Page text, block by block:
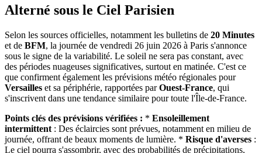
Alterné sous le Ciel Parisien
Selon les sources officielles, notamment les bulletins de 20 Minutes
et de BFM, la journée de vendredi 26 juin 2026 à Paris s'annonce
sous le signe de la variabilité. Le soleil ne sera pas constant, avec
des périodes nuageuses significatives, surtout en matinée. C'est ce
que confirment également les prévisions météo régionales pour
Versailles et sa périphérie, rapportées parOuest-France, qui
s'inscrivent dans une tendance similaire pour toute l'Île-de-France.
Points clés des prévisions vérifiées : * Ensoleillement
intermittent : Des éclaircies sont prévues, notamment en milieu de
journée, offrant de beaux moments de lumière. * Risque d'averses :
Le ciel pourra s'assombrir, avec des probabilités de précipitations,